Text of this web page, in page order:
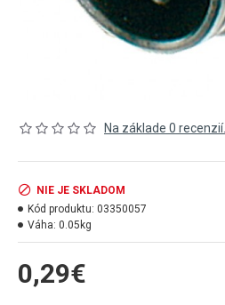
Na základe 0 recenzií.
0,29€
NIE JE SKLADOM
Kód produktu: 03350057
Váha: 0.05kg